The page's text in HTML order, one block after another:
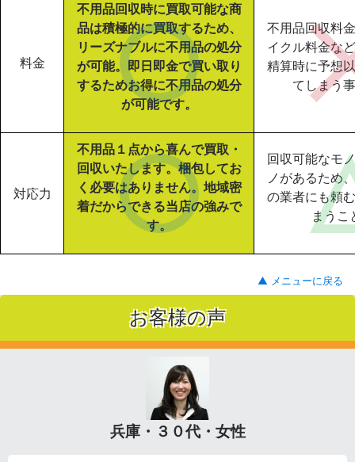
料金
不用品回収時に買取可能な商
品は積極的に買取するため、
リーズナブルに不用品の処分
が可能。即日即金で買い取り
するためお得に不用品の処分
が可能です。
不用品回収料
イクル料金な
精算時に予想
てしまう
対応力
不用品１点から喜んで買取・
回収いたします。梱包してお
く必要はありません。地域密
着だからできる当店の強みで
す。
回収可能なモ
ノがあるため
の業者にも頼
まうこ
▲ メニューに戻る
お客様の声
兵庫・３０代・女性